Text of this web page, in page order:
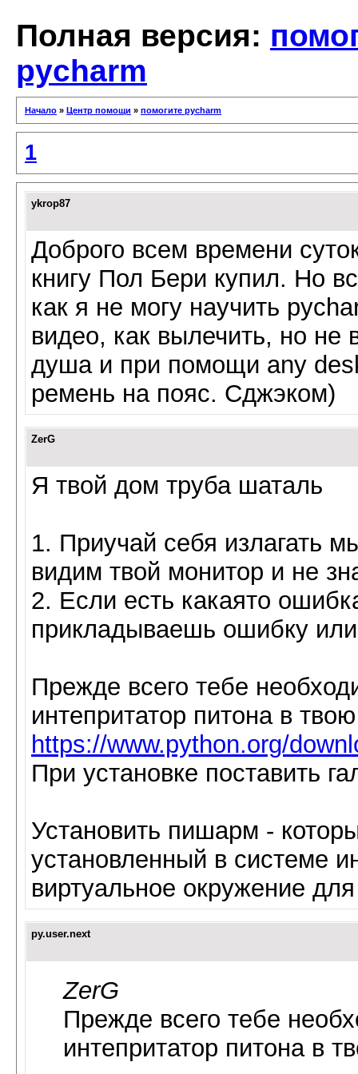
Полная версия:
pycharm
Начало » Центр помощи » помогите pycharm
1
ykrop87
Доброго всем времени
книгу Пол Бери купил. Но
как я не могу научить
видео, как вылечить, но не
душа и при помощи any
ремень на пояс. Сджэком)
ZerG
Я твой дом труба шаталь
1. Приучай себя излагать
видим твой монитор и не
2. Если есть какаято
прикладываешь ошибку
Прежде всего тебе
интепритатор питона в
https://www.python.org/
При установке поставить
Установить пишарм -
установленный в системе
виртуальное окружение
py.user.next
ZerG
Прежде всего тебе
интепритатор питона в